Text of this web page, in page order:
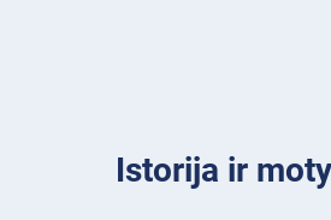
Istorija ir